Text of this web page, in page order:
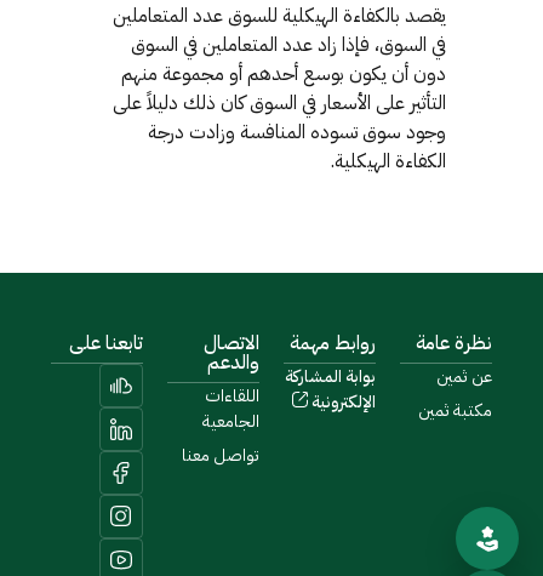
يقصد بالكفاءة الهيكلية للسوق عدد المتعاملين
في السوق، فإذا زاد عدد المتعاملين في السوق
دون أن يكون بوسع أحدهم أو مجموعة منهم
التأثير على الأسعار في السوق كان ذلك دليلاً على
وجود سوق تسوده المنافسة وزادت درجة
الكفاءة الهيكلية.
نظرة عامة
عن ثمين
مكتبة ثمين
روابط مهمة
بوابة المشاركة
الإلكترونية
الاتصال
والدعم
اللقاءات
الجامعية
تواصل معنا
تابعنا على